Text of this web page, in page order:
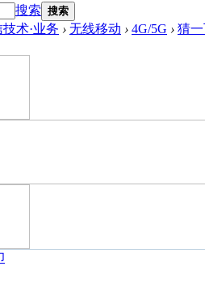
搜索 搜索
术·业务 › 无线移动 › 4G/5G › 猜